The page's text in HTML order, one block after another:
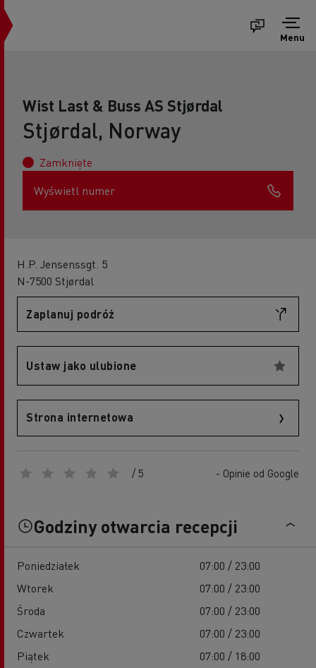
Menu
Wist Last & Buss AS Stjørdal
Stjørdal, Norway
Zamknięte
Wyświetl numer
H.P. Jensenssgt. 5
N-7500 Stjørdal
Zaplanuj podróż
Ustaw jako ulubione
Strona internetowa
/ 5 - Opinie od Google
Godziny otwarcia recepcji
Poniedziałek
07:00 / 23:00
Wtorek
07:00 / 23:00
Środa
07:00 / 23:00
Czwartek
07:00 / 23:00
Piątek
07:00 / 18:00